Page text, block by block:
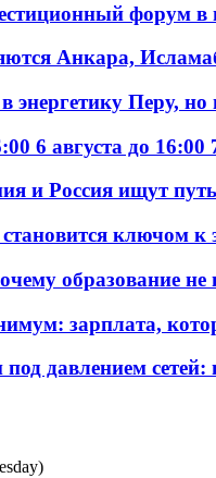
форум в
Анкара,
энергетику Перу,
6 августа до 16:00
и Россия ищут
ключом
образование не
зарплата,
давлением